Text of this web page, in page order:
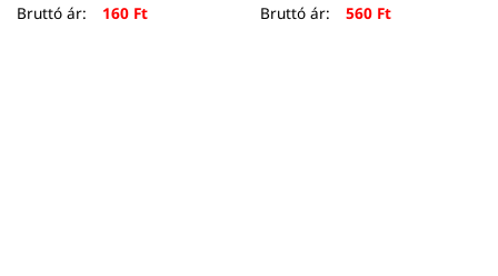
Bruttó ár:
160 Ft
Bruttó ár:
560 Ft